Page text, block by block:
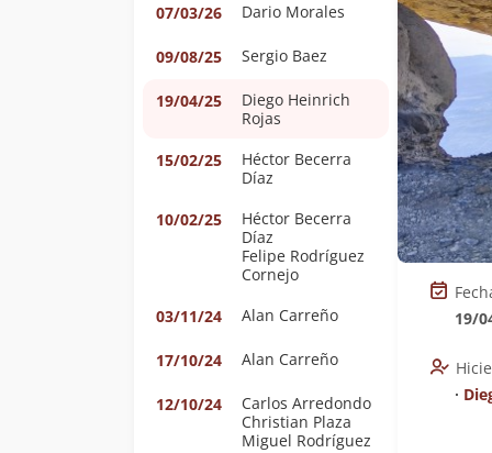
07/03/26 Dario Morales
09/08/25 Sergio Baez
19/04/25
Diego Heinrich
Rojas
15/02/25
Héctor Becerra
Díaz
10/02/25
Héctor Becerra
Díaz
Felipe Rodríguez
Cornejo
03/11/24
Alan Carreño
17/10/24 Alan Carreño
12/10/24
Carlos Arredondo
Christian Plaza
Miguel Rodríguez
19/
∙